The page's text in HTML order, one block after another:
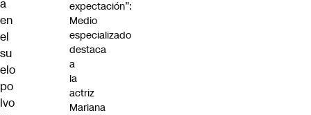
a
en
el
su
elo
po
lvo
expectación”:
Medio
especializado
destaca
a
la
actriz
Mariana